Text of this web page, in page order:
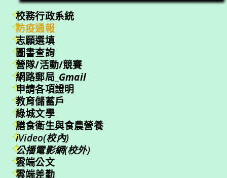
校務行政系統
防疫通報
志願選填
圖書查詢
營隊/活動/競賽
網路郵局_ Gmail
申請各項證明
教育儲蓄戶
綠城文學
膳食衛生與食農營養
iVideo(校內)
公播電影網(校外)
雲端公文
雲端差勤